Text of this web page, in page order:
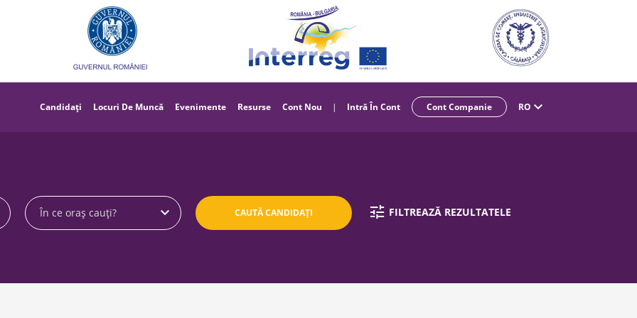
Candidați Locuri De Muncă Evenimente Resurse Cont Nou | Intră În Cont Cont Companie RO
În ce oraş cauți? FILTREAZĂ REZULTATELE